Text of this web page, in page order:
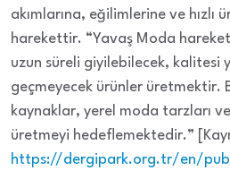
akımlarına, eğilimlerine ve hızlı
harekettir. “Yavaş Moda
uzun süreli giyilebilecek, kalitesi
geçmeyecek ürünler üretmektir.
kaynaklar, yerel moda tarzları
üretmeyi hedeflemektedir.”
https://dergipark.org.tr/en/